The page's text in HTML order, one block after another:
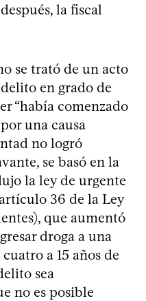
la fiscal
se trató de un acto
en grado de
“había comenzado
una causa
no logró
se basó en la
la ley de urgente
36 de la Ley
que aumentó
droga a una
a 15 años de
sea
no es posible